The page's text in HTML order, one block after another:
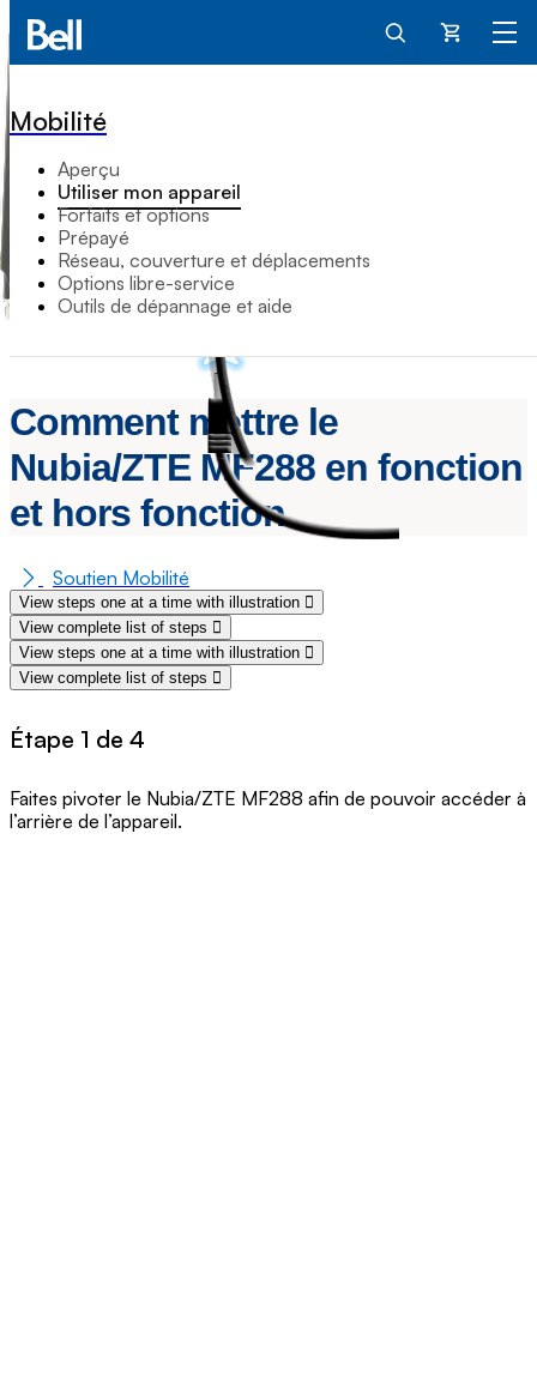
Panier
Mobilité
Aperçu
Utiliser mon appareil
Forfaits et options
Prépayé
Réseau, couverture et déplacements
Options libre-service
Outils de dépannage et aide
Comment mettre le
Nubia/ZTE MF288 en fonction
et hors fonction
Soutien Mobilité
View steps one at a time with illustration
View complete list of steps
View steps one at a time with illustration
View complete list of steps
Étape 1 de 4
Faites pivoter le Nubia/ZTE MF288 afin de pouvoir accéder à
l’arrière de l’appareil.